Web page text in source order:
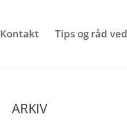
Kontakt Tips og råd
ARKIV